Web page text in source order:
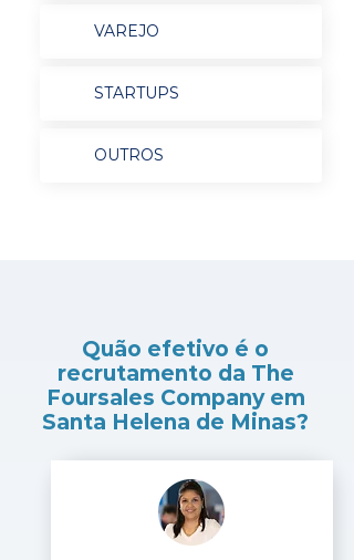
VAREJO
STARTUPS
OUTROS
Quão efetivo é o
recrutamento da The
Foursales Company em
Santa Helena de Minas?